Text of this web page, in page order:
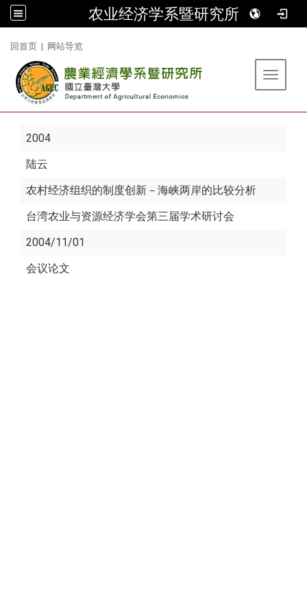
农业经济学系暨研究所
回首页 | 网站导览
Toggle
2004
陆云
农村经济组织的制度创新－海峡两岸的比较分析
台湾农业与资源经济学会第三届学术研讨会
2004/11/01
会议论文